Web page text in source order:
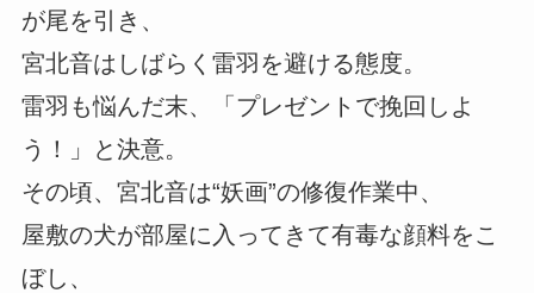
が尾を引き、
宮北音はしばらく雷羽を避ける態度。
雷羽も悩んだ末、「プレゼントで挽回しよ
う！」と決意。
その頃、宮北音は“妖画”の修復作業中、
屋敷の犬が部屋に入ってきて有毒な顔料をこ
ぼし、